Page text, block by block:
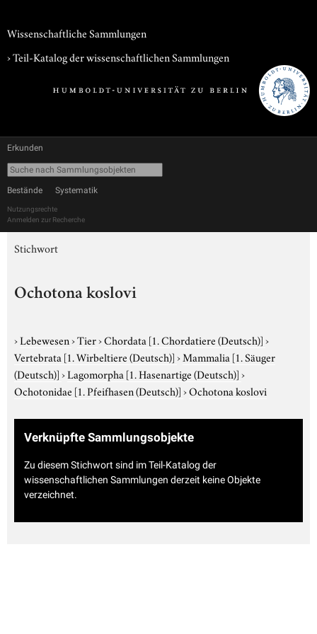
Wissenschaftliche Sammlungen
› Teil-Katalog der wissenschaftlichen Sammlungen
Erkunden
Bestände Systematik
Nutzungsrechte
Anmelden zur Recherche
Stichwort
Ochotona koslovi
›Lebewesen›Tier›Chordata [1. Chordatiere (Deutsch)]›
Vertebrata [1. Wirbeltiere (Deutsch)]›Mammalia [1. Säuger
(Deutsch)]›Lagomorpha [1. Hasenartige (Deutsch)]›
Ochotonidae [1. Pfeifhasen (Deutsch)]›Ochotona koslovi
Verknüpfte Sammlungsobjekte
Zu diesem Stichwort sind im Teil-Katalog der
wissenschaftlichen Sammlungen derzeit keine Objekte
verzeichnet.